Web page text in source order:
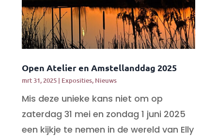
Open Atelier en Amstellanddag 2025
mrt 31, 2025| Exposities, Nieuws
Mis deze unieke kans niet om op
zaterdag 31 mei en zondag 1 juni 2025
een kijkje te nemen in de wereld van Elly